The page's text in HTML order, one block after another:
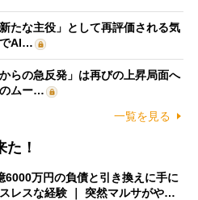
たな主役」として再評価される気
AI…
らの急反発」は再びの上昇局面へ
ムー…
一覧を見る
！
6000万円の負債と引き換えに手に
レスな経験 ｜ 突然マルサがや…